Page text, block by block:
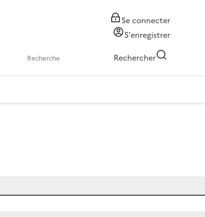
Se connecter
S'enregistrer
Rechercher